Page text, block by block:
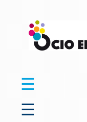
☰
☰